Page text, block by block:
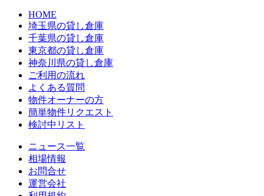
HOME
埼玉県の貸し倉庫
千葉県の貸し倉庫
東京都の貸し倉庫
神奈川県の貸し倉庫
ご利用の流れ
よくある質問
物件オーナーの方
簡単物件リクエスト
検討中リスト
ニュース一覧
相場情報
お問合せ
運営会社